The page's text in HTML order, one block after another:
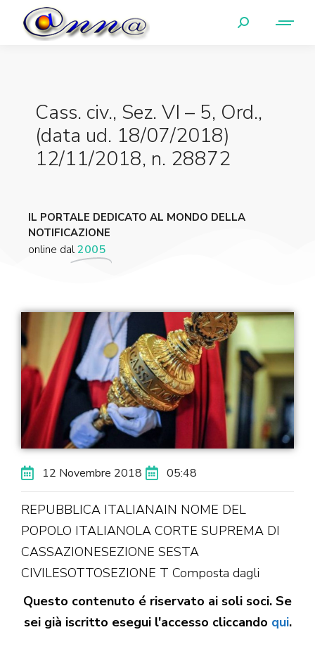
Cass. civ., Sez. VI – 5, Ord.,
(data ud. 18/07/2018)
12/11/2018, n. 28872
IL PORTALE DEDICATO AL MONDO DELLA
NOTIFICAZIONE
online dal2005
12 Novembre 2018 05:48
REPUBBLICA ITALIANAIN NOME DEL
POPOLO ITALIANOLA CORTE SUPREMA DI
CASSAZIONESEZIONE SESTA
CIVILESOTTOSEZIONE T Composta dagli
Questo contenuto é riservato ai soli soci. Se
sei già iscritto esegui l'accesso cliccando qui.